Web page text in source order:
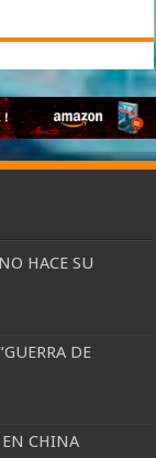
HACE SU
DE
CHINA